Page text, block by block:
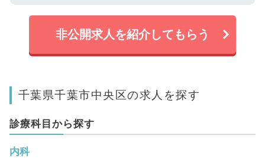
非公開求人を紹介してもらう
千葉県千葉市中央区の求人を探す
診療科目から探す
内科